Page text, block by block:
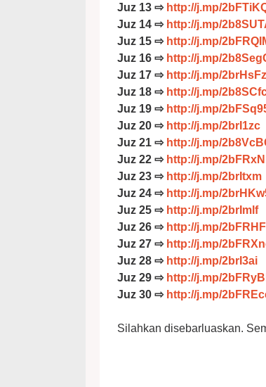
Juz 13 ⇨ http://j.mp/
Juz 14 ⇨ http://j.mp/
Juz 15 ⇨ http://j.mp/
Juz 16 ⇨ http://j.mp/
Juz 17 ⇨ http://j.mp/2brHsFz
Juz 18 ⇨ http://j.mp/
Juz 19 ⇨ http://j.mp/
Juz 20 ⇨ http://j.mp/2brI1zc
Juz 21 ⇨ http://j.mp/
Juz 22 ⇨ http://j.mp/
Juz 23 ⇨ http://j.mp/2brItxm
Juz 24 ⇨ http://j.mp/
Juz 25 ⇨ http://j.mp/2brImlf
Juz 26 ⇨ http://j.mp/
Juz 27 ⇨ http://j.mp/
Juz 28 ⇨ http://j.mp/2brI3ai
Juz 29 ⇨ http://j.mp/
Juz 30 ⇨ http://j.mp/
Silahkan disebarluaskan.